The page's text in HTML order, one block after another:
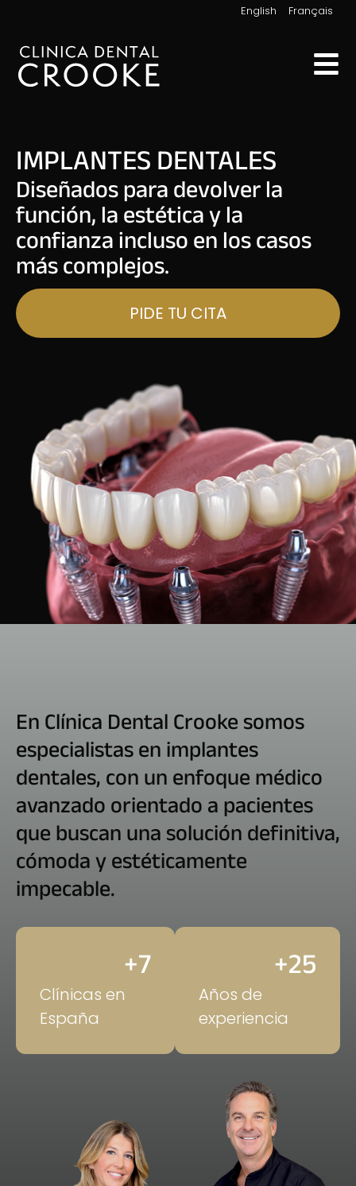
English Français
IMPLANTES DENTALES
Diseñados para devolver la
función, la estética y la
confianza incluso en los casos
más complejos.
PIDE TU CITA
En Clínica Dental Crooke somos
especialistas en implantes
dentales, con un enfoque médico
avanzado orientado a pacientes
que buscan una solución definitiva,
cómoda y estéticamente
impecable.
Clínicas en
España
+7
Años de
experiencia
+25